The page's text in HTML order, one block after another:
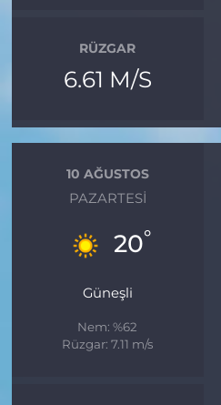
RÜZGAR
6.61 M/S
10 AĞUSTOS
PAZARTESI
20°
Güneşli
Nem: %62
Rüzgar: 7.11 m/s